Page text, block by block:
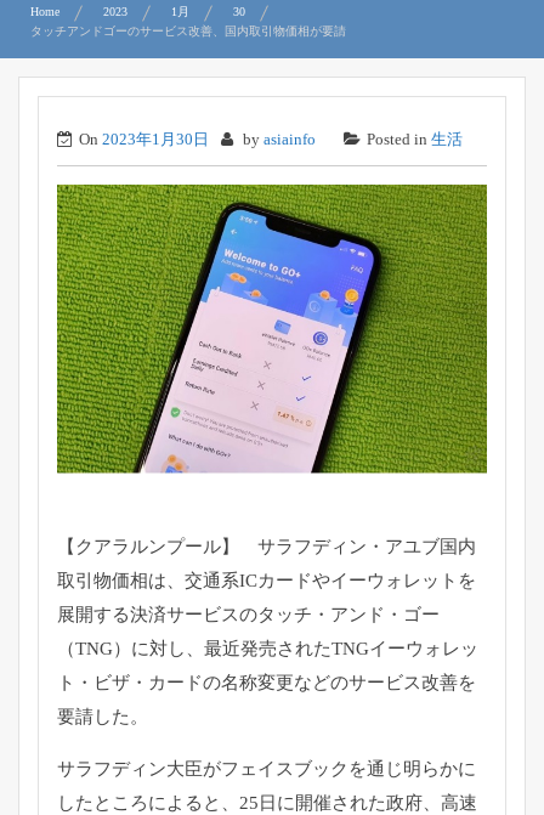
Home 2023 1月
30
タッチアンドゴーのサービス改善、国内取引物価相が要請
On 2023年1月30日 by asiainfo Posted in 生活
【クアラルンプール】 サラフディン・アユブ国内
取引物価相は、 交通系ICカードやイーウォレットを
展開する決済サービスのタッチ・アンド・ゴー
（TNG）に対し、 最近発売されたTNGイーウォレッ
ト・ビザ・ カードの名称変更などのサービス改善を
要請した。
サラフディン大臣がフェイスブックを通じ明らかに
したところによ ると、25日に開催された政府、 高速